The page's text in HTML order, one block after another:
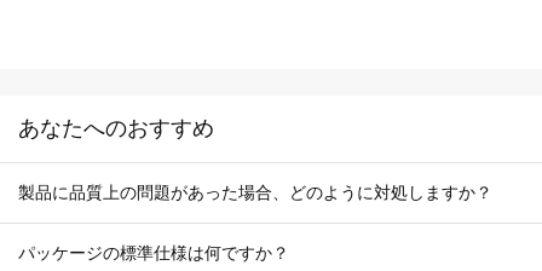
あなたへのおすすめ
製品に品質上の問題があった場合、どのように対処しますか？
パッケージの標準仕様は何ですか？